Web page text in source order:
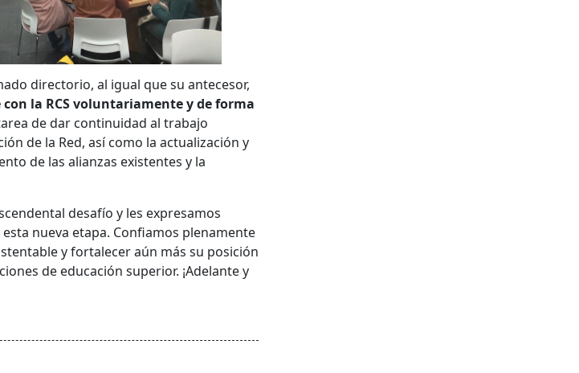
directorio, al igual que su antecesor,
la RCS voluntariamente y de forma
de dar continuidad al trabajo
de la Red, así como la actualización y
de las alianzas existentes y la
desafío y les expresamos
nueva etapa. Confiamos plenamente
y fortalecer aún más su posición
de educación superior. ¡Adelante y